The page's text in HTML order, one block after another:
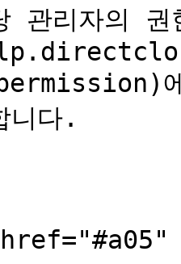
관리자의
니다.